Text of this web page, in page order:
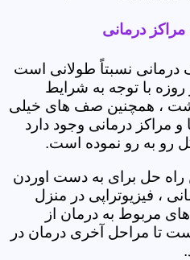
مراکز درمانی
نسبتاً طولانی است
با توجه به شرایط
، همچنین صف های خیلی
مراکز درمانی وجود دارد
رو به رو نموده است.
حل برای به دست اوردن
، فیزیوتراپی در منزل
مربوط به درمان از
تا مراحل آخری درمان در